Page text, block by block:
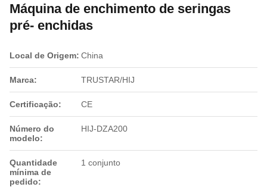
Máquina de enchimento de seringas
pré- enchidas
Local de Origem: China
Marca: TRUSTAR/HIJ
Certificação: CE
Número do
modelo:
HIJ-DZA200
Quantidade
mínima de
pedido:
1 conjunto